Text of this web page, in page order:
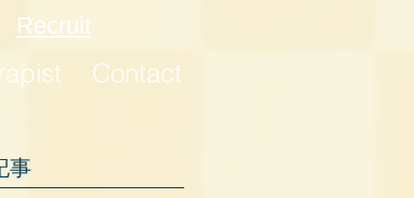
Recruit
Contact
事